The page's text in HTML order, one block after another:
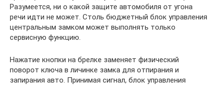
Разумеется, ни о какой защите автомобиля от угона
речи идти не может. Столь бюджетный блок управления
центральным замком может выполнять только
сервисную функцию.
Нажатие кнопки на брелке заменяет физический
поворот ключа в личинке замка для отпирания и
запирания авто. Принимая сигнал, блок управления